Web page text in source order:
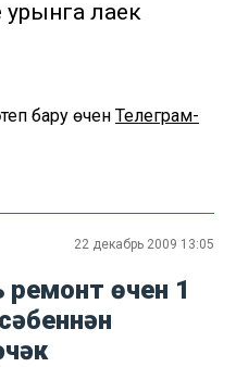
лаек
бару өчен Телеграм-
22 декабрь 2009 13:05
ремонт өчен 1